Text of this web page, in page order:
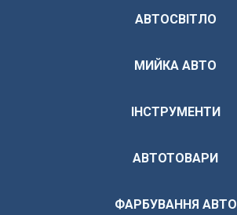
АВТОСВІТЛО
МИЙКА АВТО
ІНСТРУМЕНТИ
АВТОТОВАРИ
ФАРБУВАННЯ АВТО